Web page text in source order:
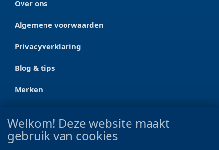
Over ons
Algemene voorwaarden
Privacyverklaring
Blog & tips
Merken
CONTACT
Ootmarsumseweg 125a
Welkom! Deze website maakt
gebruik van cookies